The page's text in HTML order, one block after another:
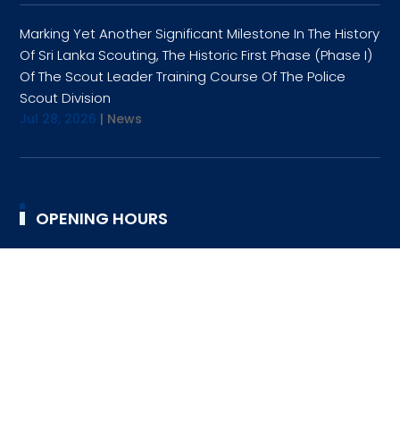
Marking Yet Another Significant Milestone In The History
Of Sri Lanka Scouting, The Historic First Phase (Phase I)
Of The Scout Leader Training Course Of The Police
Scout Division
Jul 28, 2026 | News
OPENING HOURS